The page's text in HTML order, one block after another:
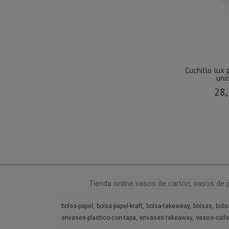
Cuchillo lux
Tienda online vasos de cartón, vasos de
bolsa-papel bolsa-papel-kraft bolsa-takeaway bolsas
envases-plastico-con-tapa
envases-takeaway vasos-cafe